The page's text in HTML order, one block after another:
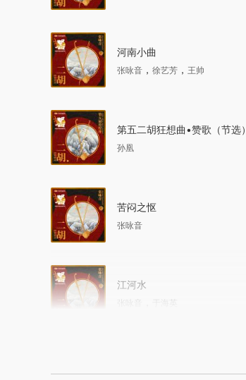
河南小曲
张咏音 ， 徐艺芳 ， 王帅
第五二胡狂想曲•赞歌（节选）
孙凰
苦闷之怄
张咏音
江河水